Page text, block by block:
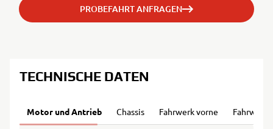
PROBEFAHRT ANFRAGEN
TECHNISCHE DATEN
Motor und Antrieb Chassis Fahrwerk vorne Fahrwerk